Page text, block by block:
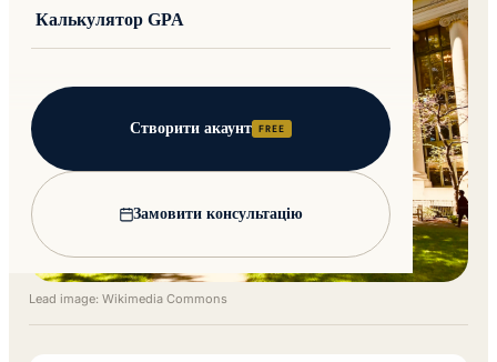
Калькулятор GPA
Створити акаунт FREE
Замовити консультацію
Lead image: Wikimedia Commons